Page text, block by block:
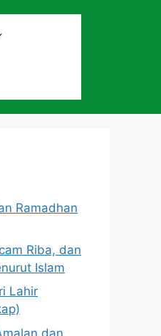
Ramadhan
Riba, dan
Islam
Lahir
dan